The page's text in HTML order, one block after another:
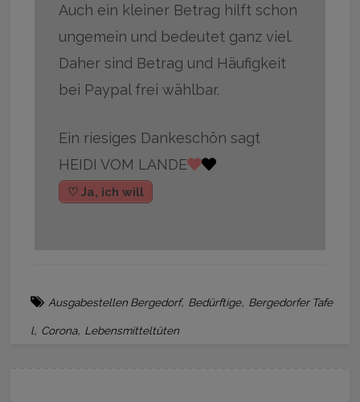
Auch ein kleiner Betrag hilft schon
ungemein und bedeutet ganz viel.
Daher sind Betrag und Häufigkeit
bei Paypal frei wählbar.
Ein riesiges Dankeschön sagt
HEIDI VOM LANDE
♡ Ja, ich will
Ausgabestellen Bergedorf, Bedürftige, Bergedorfer Tafe
l, Corona, Lebensmitteltüten